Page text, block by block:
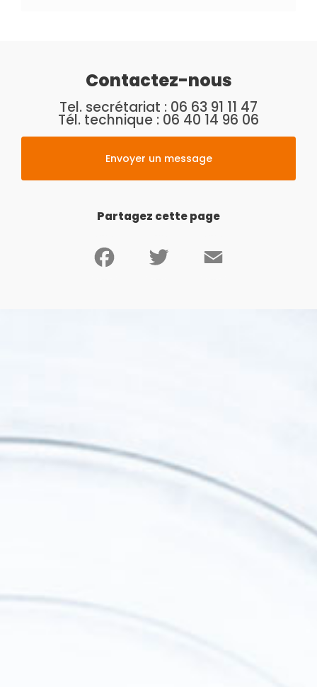
Contactez-nous
Tel. secrétariat : 06 63 91 11 47
Tél. technique : 06 40 14 96 06
Envoyer un message
Partagez cette page